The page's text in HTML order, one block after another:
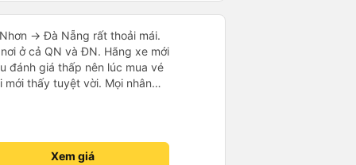
đôi mà nằm một thì mỗi
nhưng đủ để đánh giá
-> Đà Nẵng rất thoải mái.
ở cả QN và ĐN. Hãng xe mới
đánh giá thấp nên lúc mua vé
thấy tuyệt vời. Mọi nhân
sạch sẽ. Không hiểu sao
Xem giá